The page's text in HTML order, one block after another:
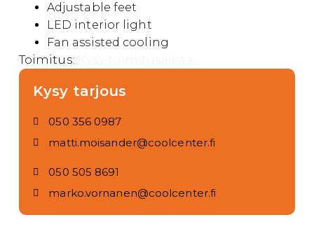
Adjustable feet
LED interior light
Fan assisted cooling
Toimitus:
Kysy tarjous
050 356 0987
matti.moisander@coolcenter.fi
050 505 8691
marko.vornanen@coolcenter.fi